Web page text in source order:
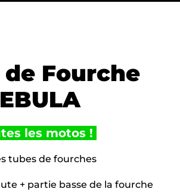
Fourche
les motos !
tubes de fourches
+ partie basse de la fourche